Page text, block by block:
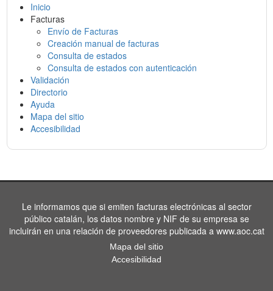
Inicio
Facturas
Envío de Facturas
Creación manual de facturas
Consulta de estados
Consulta de estados con autenticación
Validación
Directorio
Ayuda
Mapa del sitio
Accesibilidad
Le informamos que si emiten facturas electrónicas al sector
público catalán, los datos nombre y NIF de su empresa se
incluirán en una relación de proveedores publicada a www.aoc.cat
Mapa del sitio
Accesibilidad